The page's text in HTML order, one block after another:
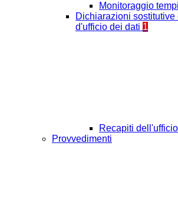
Monitoraggio
Dichiarazioni
d'ufficio dei dati 1
Recapiti
Provvedimenti